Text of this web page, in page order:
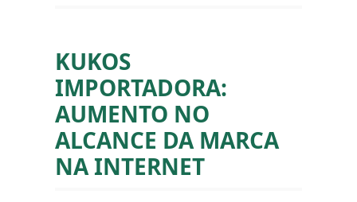
KUKOS
IMPORTADORA:
AUMENTO NO
ALCANCE DA MARCA
NA INTERNET